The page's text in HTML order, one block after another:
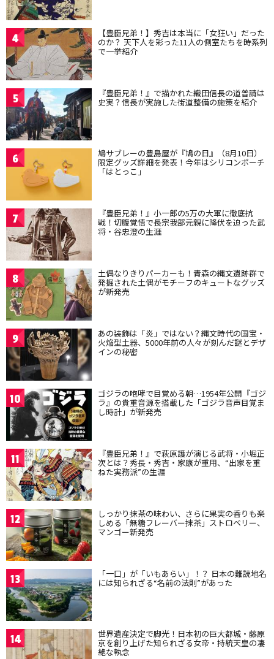
4 【豊臣兄弟！】秀吉は本当に「女狂い」だった
のか？ 天下人を彩った11人の側室たちを時系列
で一挙紹介
5 『豊臣兄弟！』で描かれた織田信長の道普請は
史実？信長が実施した街道整備の施策を紹介
6 鳩サブレーの豊島屋が『鳩の日』（8月10日）
限定グッズ詳細を発表！今年はシリコンポーチ
「はとっこ」
7 『豊臣兄弟！』小一郎の5万の大軍に徹底抗
戦！切腹覚悟で長宗我部元親に降伏を迫った武
将・谷忠澄の生涯
8 土偶なりきりパーカーも！青森の縄文遺跡群で
発掘された土偶がモチーフのキュートなグッズ
が新発売
9 あの装飾は「炎」ではない？縄文時代の国宝・
火焔型土器、5000年前の人々が刻んだ謎とデザ
インの秘密
10 ゴジラの咆哮で目覚める朝…1954年公開『ゴジ
ラ』の貴重音源を搭載した「ゴジラ音声目覚ま
し時計」が新発売
11 『豊臣兄弟！』で萩原護が演じる武将・小堀正
次とは？秀長・秀吉・家康が重用、“出家を重
ねた実務派”の生涯
12 しっかり抹茶の味わい、さらに果実の香りも楽
しめる「無糖フレーバー抹茶」ストロベリー、
マンゴー新発売
13 「一口」が「いもあらい」！？ 日本の難読地名
には知られざる“名前の法則”があった
14 世界遺産決定で脚光！日本初の巨大都城・藤原
京を創り上げた知られざる女帝・持統天皇の凄
絶な執念